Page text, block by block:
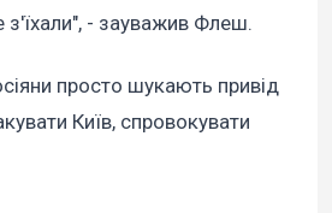
з'їхали", - зауважив Флеш.
просто шукають привід
Київ, спровокувати